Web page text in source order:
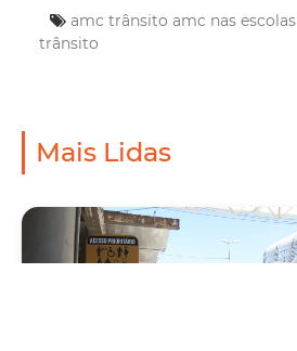
amc trânsito amc nas escolas
trânsito
Mais Lidas